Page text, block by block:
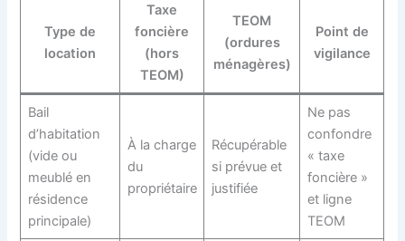
Type de
location
Taxe
foncière
(hors
TEOM)
TEOM
(ordures
ménagères)
Point de
vigilance
Bail
d’habitation
(vide ou
meublé en
résidence
principale)
À la charge
du
propriétaire
Récupérable
si prévue et
justifiée
Ne pas
confondre
« taxe
foncière »
et ligne
TEOM